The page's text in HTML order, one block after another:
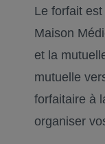
Le forfait
Maison
et la
mutuelle
forfaitaire à
organiser